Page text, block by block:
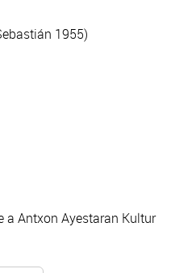
1955)
a Antxon Ayestaran Kultur